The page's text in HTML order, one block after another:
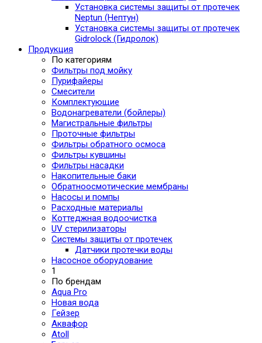
Установка системы защиты от протечек
Neptun (Нептун)
Установка системы защиты от протечек
Gidrolock (Гидролок)
Продукция
По категориям
Фильтры под мойку
Пурифайеры
Смесители
Комплектующие
Водонагреватели (бойлеры)
Магистральные фильтры
Проточные фильтры
Фильтры обратного осмоса
Фильтры кувшины
Фильтры насадки
Накопительные баки
Обратноосмотические мембраны
Насосы и помпы
Расходные материалы
Коттеджная водоочистка
UV стерилизаторы
Системы защиты от протечек
Датчики протечки воды
Насосное оборудование
1
По брендам
Aqua Pro
Новая вода
Гейзер
Аквафор
Atoll